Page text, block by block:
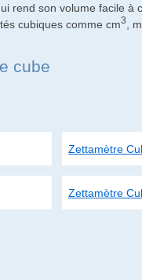
rend son volume facile à
cubiques comme cm3 , m
cube
Zettamètre
Zettamètre